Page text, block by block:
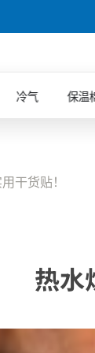
冷气 保温
干货贴！
热水